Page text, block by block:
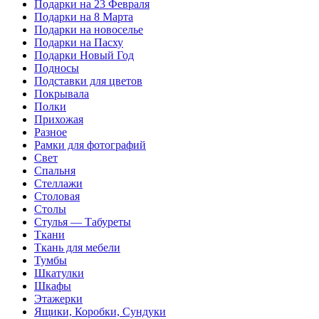
Подарки на 23 Февраля
Подарки на 8 Марта
Подарки на новоселье
Подарки на Пасху
Подарки Новый Год
Подносы
Подставки для цветов
Покрывала
Полки
Прихожая
Разное
Рамки для фотографий
Свет
Спальня
Стеллажи
Столовая
Столы
Стулья — Табуреты
Ткани
Ткань для мебели
Тумбы
Шкатулки
Шкафы
Этажерки
Ящики, Коробки, Сундуки